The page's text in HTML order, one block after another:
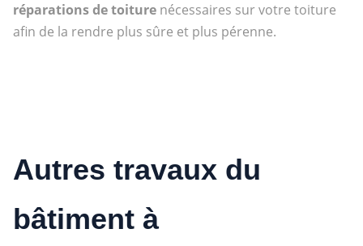
réparations de toiturenécessaires sur votre toiture
afin de la rendre plus sûre et plus pérenne.
Autres travaux du
bâtiment à